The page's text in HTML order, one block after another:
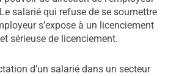
salarié qui refuse de se soumettre
s’expose à un licenciement
sérieuse de licenciement.
d’un salarié dans un secteur